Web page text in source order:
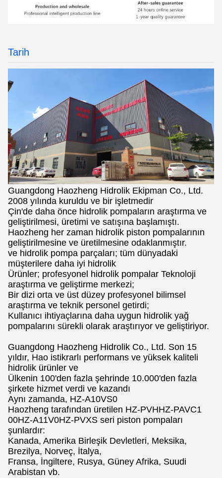
Tarih
Guangdong Haozheng Hidrolik Ekipman Co., Ltd.
2008 yılında kuruldu ve bir işletmedir
Çin'de daha önce hidrolik pompaların araştırma ve
geliştirilmesi, üretimi ve satışına başlamıştı.
Haozheng her zaman hidrolik piston pompalarının
geliştirilmesine ve üretilmesine odaklanmıştır.
ve hidrolik pompa parçaları; tüm dünyadaki
müşterilere daha iyi hidrolik
Ürünler; profesyonel hidrolik pompalar Teknoloji
araştırma ve geliştirme merkezi;
Bir dizi orta ve üst düzey profesyonel bilimsel
araştırma ve teknik personel getirdi;
Kullanıcı ihtiyaçlarına daha uygun hidrolik yağ
pompalarını sürekli olarak araştırıyor ve geliştiriyor.
Guangdong Haozheng Hidrolik Co., Ltd. Son 15
yıldır, Hao istikrarlı performans ve yüksek kaliteli
hidrolik ürünler ve
Ülkenin 100'den fazla şehrinde 10.000'den fazla
şirkete hizmet verdi ve kazandı
Aynı zamanda, HZ-A10VS0
Haozheng tarafından üretilen HZ-PVHHZ-PAVC1
00HZ-A11V0HZ-PVXS seri piston pompaları
şunlardır:
Kanada, Amerika Birleşik Devletleri, Meksika,
Brezilya, Norveç, İtalya,
Fransa, İngiltere, Rusya, Güney Afrika, Suudi
Arabistan vb.